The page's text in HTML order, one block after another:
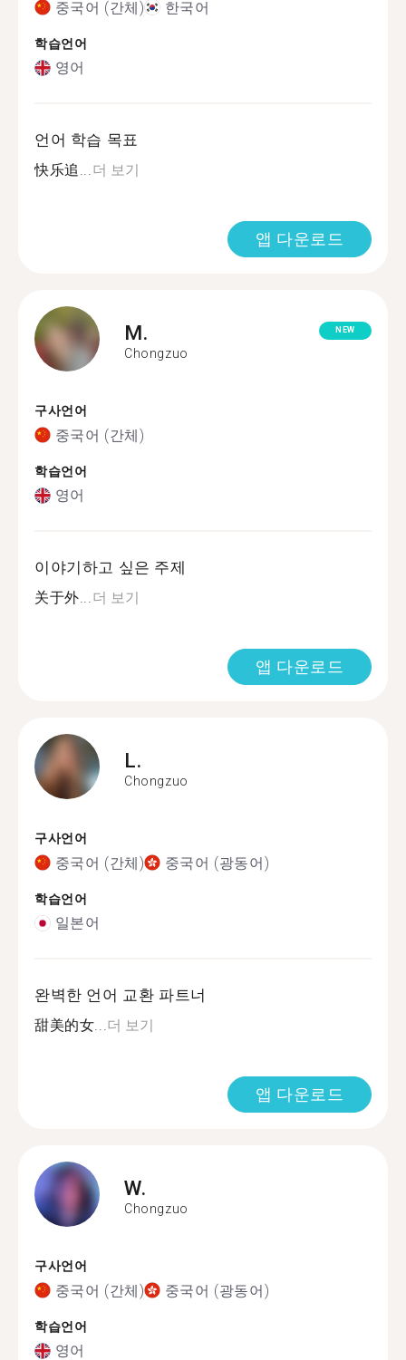
중국어 (간체) 한국어
학습언어
영어
언어 학습 목표
快乐追...더 보기
앱 다운로드
M.
Chongzuo
NEW
구사언어
중국어 (간체)
학습언어
영어
이야기하고 싶은 주제
关于外...더 보기
앱 다운로드
L.
Chongzuo
구사언어
중국어 (간체) 중국어 (광동어)
학습언어
일본어
완벽한 언어 교환 파트너
甜美的女...더 보기
앱 다운로드
W.
Chongzuo
구사언어
중국어 (간체) 중국어 (광동어)
학습언어
영어